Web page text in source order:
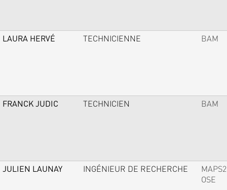
LAURA HERVÉ TECHNICIENNE BAM
FRANCK JUDIC TECHNICIEN BAM
JULIEN LAUNAY INGÉNIEUR DE RECHERCHE
MAPS2
OSE